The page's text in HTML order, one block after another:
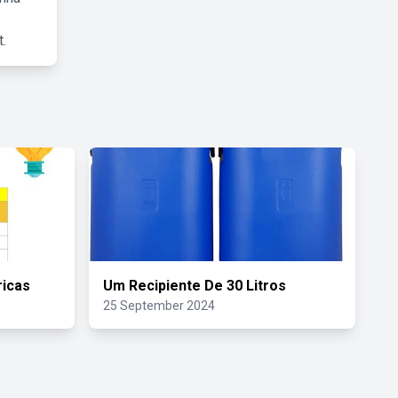
Um Recipiente De 30 Litros
25 September 2024